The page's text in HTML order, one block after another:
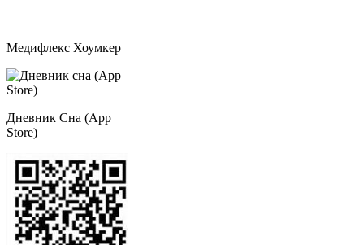
Медифлекс Хоумкер
Дневник Сна (App
Store)